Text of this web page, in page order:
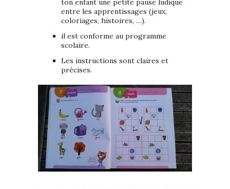
ton enfant une petite pause ludique
entre les apprentissages (jeux,
coloriages, histoires, …).
il est conforme au programme
scolaire.
Les instructions sont claires et
précises.